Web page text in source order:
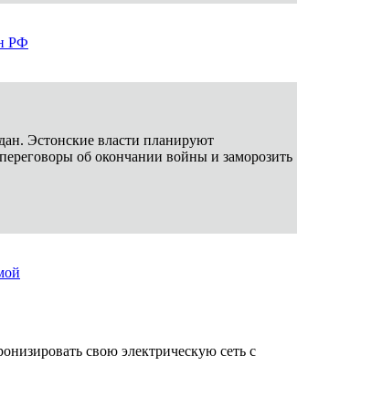
РФ
Эстонские власти планируют
об окончании войны и заморозить
свою электрическую сеть с